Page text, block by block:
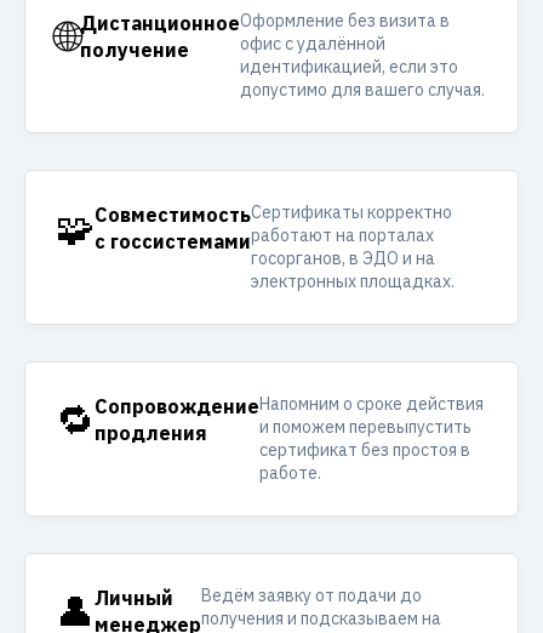
🌐Дистанционное
получение
Оформление без визита в
офис с удалённой
идентификацией, если это
допустимо для вашего случая.
🧩Совместимость
с госсистемами
Сертификаты корректно
работают на порталах
госорганов, в ЭДО и на
электронных площадках.
🔁 Сопровождение
продления
Напомним о сроке действия
и поможем перевыпустить
сертификат без простоя в
работе.
👤 Личный
менеджер
Ведём заявку от подачи до
получения и подсказываем на